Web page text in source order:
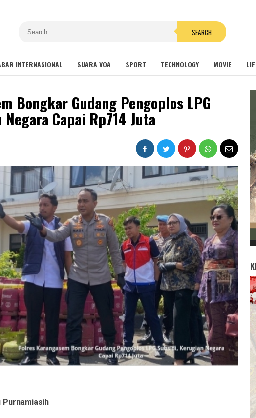
SEARCH
INTERNASIONAL SUARA VOA SPORT TECHNOLOGY MOVIE
Bongkar Gudang Pengoplos LPG
Capai Rp714 Juta
Purnamiasih